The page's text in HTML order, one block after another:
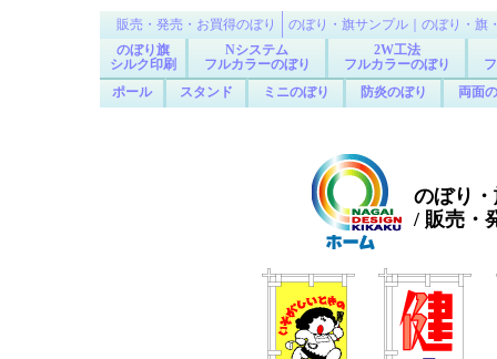
販売・発売・お買得のぼり
のぼり・旗サンプル｜のぼり・旗
のぼり旗
シルク印刷
Nシステム
フルカラーのぼり
2W工法
フルカラーのぼり
ポール
スタンド ミニのぼり 防炎のぼり 両面
のぼり
/ 販売・